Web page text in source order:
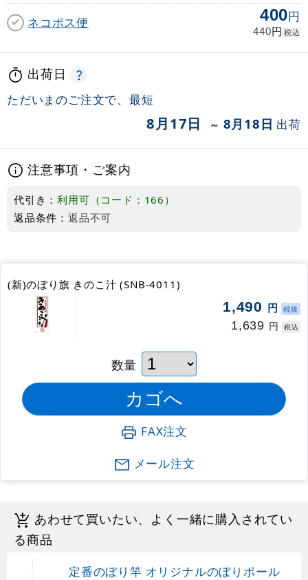
ネコポス便 400円
440円 税込
出荷日
ただいまのご注文で、最短
8月17日 ～ 8月18日 出荷
注意事項・ご案内
代引き：利用可（コード：166）
返品条件： 返品不可
(新)のぼり旗 きのこ汁 (SNB-4011)
1,490 円 税抜
1,639 円 税込
数量
FAX注文
メール注文
あわせて買いたい、よく一緒に購入されてい
る商品
定番のぼり竿 オリジナルのぼりポール